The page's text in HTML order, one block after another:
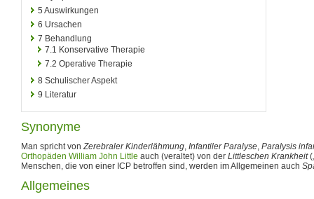
5 Auswirkungen
6 Ursachen
7 Behandlung
7.1 Konservative Therapie
7.2 Operative Therapie
8 Schulischer Aspekt
9 Literatur
Synonyme
Man spricht vonZerebraler Kinderlähmung, Infantiler Paralyse, Paralysis
Orthopäden William John Little auch (veraltet) von der Littleschen Krankheit
Menschen, die von einer ICP betroffen sind, werden im Allgemeinen auch
Allgemeines